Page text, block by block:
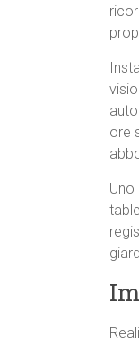
ore
Uno